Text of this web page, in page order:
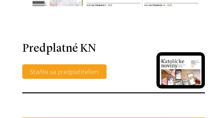
Predplatné KN
Staňte sa predplatiteľom